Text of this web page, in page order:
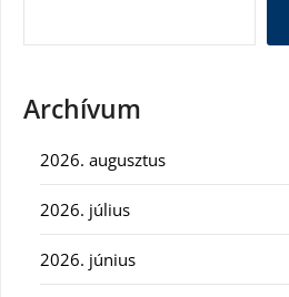
Archívum
2026. augusztus
2026. július
2026. június